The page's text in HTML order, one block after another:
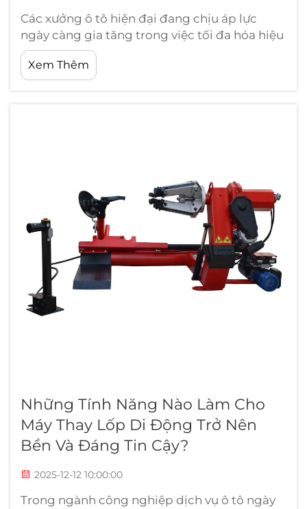
Các xưởng ô tô hiện đại đang chịu áp lực
ngày càng gia tăng trong việc tối đa hóa hiệu
suất đồng thời duy trì các tiêu chuẩn chất
lượng dịch vụ cao. Chủ xưởng liên tục tìm
kiếm các giải pháp thiết bị có thể đơn giản
Xem Thêm
Những Tính Năng Nào Làm Cho
Máy Thay Lốp Di Động Trở Nên
Bền Và Đáng Tin Cậy?
2025-12-12 10:00:00
Trong ngành công nghiệp dịch vụ ô tô ngày